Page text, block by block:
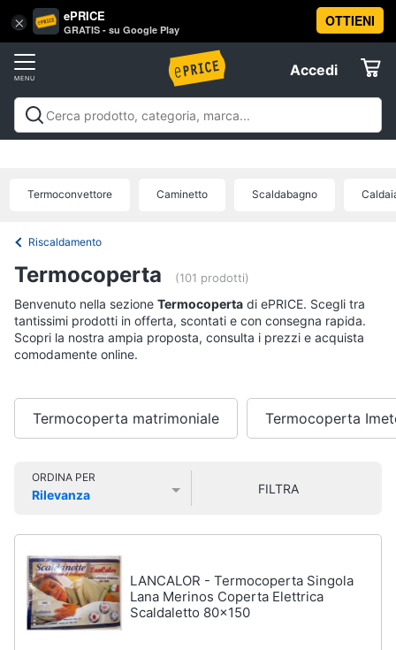
× ePRICE
GRATIS - su Google Play
OTTIENI
Accedi
Accedi
Registrati
Offerte
Tv
e
Home
Cinema
home
Videogiochi
e
musica
Clima
Vai
al
Clima
Riscaldamento
Termoconvettore
Radiatore
Vedi
Condizionatore
Condizionatori
dual
split
split
Vedi
tutti
Termoconvettore Caminetto Scaldabagno
Riscaldamento
Termocoperta (101 prodotti)
Benvenuto nella sezione Termocoperta di ePRICE. Scegli tra
tantissimi prodotti in offerta, scontati e con consegna rapida.
Scopri la nostra ampia proposta, consulta i prezzi e acquista
comodamente online.
Termocoperta matrimoniale Termocoperta
ORDINA PER
Rilevanza
FILTRA
LANCALOR - Termocoperta Singola
Lana Merinos Coperta Elettrica
Scaldaletto 80x150